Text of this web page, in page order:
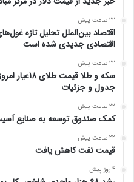
22 ساعت پیش
اقتصاد بین‌الملل تحلیل تازه
اقتصادی جدیدی شده است
22 ساعت پیش
جدول و جزئیات
22 ساعت پیش
کمک صندوق توسعه به صنایع
22 ساعت پیش
قیمت نفت کاهش یافت
4 روز پیش